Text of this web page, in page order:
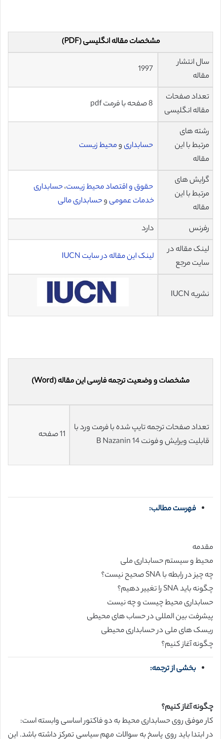
مشخصات مقاله انگلیسی (PDF)
سال انتشار
مقاله
تعداد صفحات
مقاله انگلیسی
رشته های
مرتبط با این
مقاله
حسابداریومحیط زیست
گرایش های
مرتبط با این
مقاله
حقوق و اقتصاد محیط زیست،حسابداری
خدمات عمومیوحسابداری مالی
رفرنس
دارد
لینک مقاله در
سایت مرجع
لینک این مقاله در سایت IUCN
نشریه IUCN
مشخصات و وضعیت ترجمه فارسی این مقاله (Word)
تعداد صفحات ترجمه تایپ شده با فرمت ورد با
قابلیت ویرایش و فونت 14 B Nazanin
11 صفحه
فهرست مطالب:
مقدمه
محیط و سیستم حسابداری ملی
چه چیز در رابطه با SNA صحیح نیست؟
چگونه باید SNA را تغییر دهیم؟
حسابداری محیط چیست و چه نیست
پیشرفت بین المللی در حساب های محیطی
ریسک های ملی در حسابداری محیطی
چگونه آغاز کنیم؟
بخشی از ترجمه:
چگونه آغاز کنیم؟
کار موفق روی حسابداری محیط به دو فاکتور اساسی وابسته است:
در ابتدا باید روی پاسخ به سوالات مهم سیاسی تمرکز داشته باشد. این